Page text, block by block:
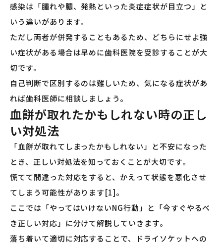
感染は「腫れや膿、発熱といった炎症症状が目立つ」と
いう違いがあります。
ただし両者が併発することもあるため、どちらにせよ強
い症状がある場合は早めに歯科医院を受診することが大
切です。
自己判断で区別するのは難しいため、気になる症状があ
れば歯科医師に相談しましょう。
血餅が取れたかもしれない時の正し
い対処法
「血餅が取れてしまったかもしれない」と不安になった
とき、正しい対処法を知っておくことが大切です。
慌てて間違った対応をすると、かえって状態を悪化させ
てしまう可能性があります[1]。
ここでは「やってはいけないNG行動」と「今すぐやるべ
き正しい対応」に分けて解説していきます。
落ち着いて適切に対応することで、ドライソケットへの